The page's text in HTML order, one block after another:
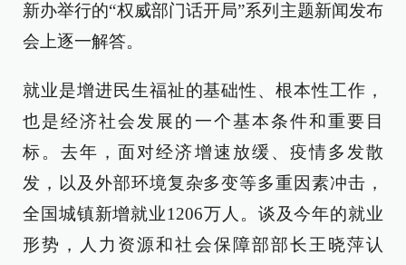
新办举行的“权威部门话开局”系列主题新闻发布
会上逐一解答。
就业是增进民生福祉的基础性、根本性工作，
也是经济社会发展的一个基本条件和重要目
标。去年，面对经济增速放缓、疫情多发散
发，以及外部环境复杂多变等多重因素冲击，
全国城镇新增就业1206万人。谈及今年的就业
形势，人力资源和社会保障部部长王晓萍认